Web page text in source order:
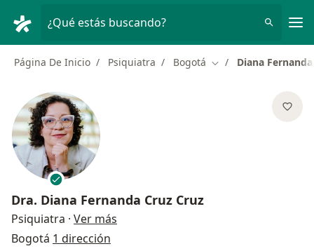
¿Qué estás buscando?
Página De Inicio Psiquiatra Bogotá Cambiar de ciudad
Diana
Dra. Diana Fernanda Cruz Cruz
Psiquiatra · Ver más
Bogotá 1 dirección